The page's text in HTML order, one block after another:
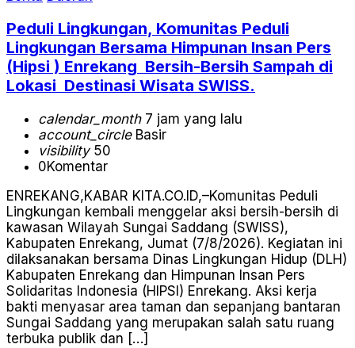
Peduli Lingkungan, Komunitas Peduli
Lingkungan Bersama Himpunan Insan Pers
(Hipsi ) Enrekang Bersih-Bersih Sampah di
Lokasi Destinasi Wisata SWISS.
calendar_month7 jam yang lalu
account_circleBasir
visibility50
0Komentar
ENREKANG,KABAR KITA.CO.ID,–Komunitas Peduli
Lingkungan kembali menggelar aksi bersih-bersih di
kawasan Wilayah Sungai Saddang (SWISS),
Kabupaten Enrekang, Jumat (7/8/2026). Kegiatan ini
dilaksanakan bersama Dinas Lingkungan Hidup (DLH)
Kabupaten Enrekang dan Himpunan Insan Pers
Solidaritas Indonesia (HIPSI) Enrekang. Aksi kerja
bakti menyasar area taman dan sepanjang bantaran
Sungai Saddang yang merupakan salah satu ruang
terbuka publik dan […]